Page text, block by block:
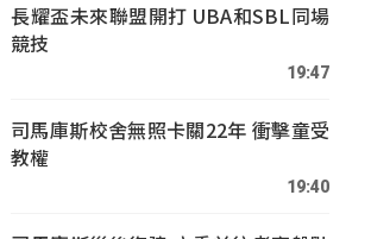
長耀盃未來聯盟開打 UBA和SBL同場
競技
19:47
司馬庫斯校舍無照卡關22年 衝擊童受
教權
19:40